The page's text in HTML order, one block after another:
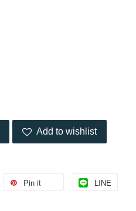
Add to wishlist
Pin it LINE